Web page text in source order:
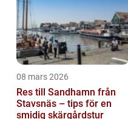
08 mars 2026
Res till Sandhamn från
Stavsnäs – tips för en
smidig skärgårdstur